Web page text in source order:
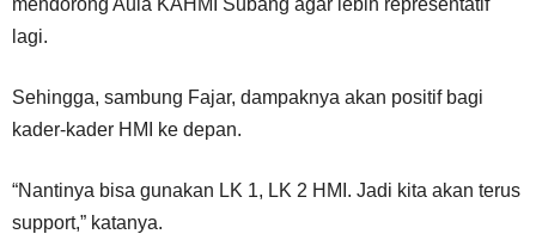
lagi.
Sehingga, sambung Fajar, dampaknya akan positif bagi
kader-kader HMI ke depan.
“Nantinya bisa gunakan LK 1, LK 2 HMI. Jadi kita akan terus
support,” katanya.